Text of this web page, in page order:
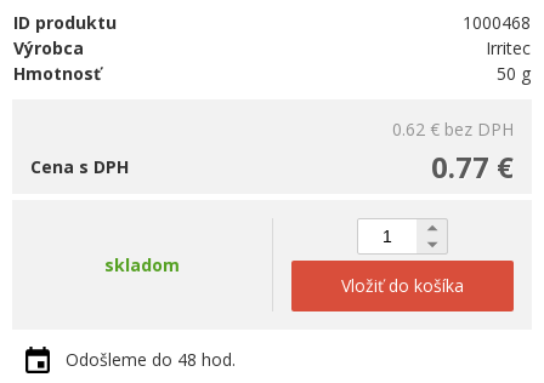
ID produktu
1000468
Výrobca
Irritec
Hmotnosť
50 g
0.62 € bez DPH
0.77 €
Cena s DPH
skladom
Vložiť do košíka
Odošleme do 48 hod.